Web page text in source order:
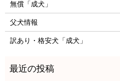
無償「成犬」
父犬情報
訳あり・格安犬「成犬」